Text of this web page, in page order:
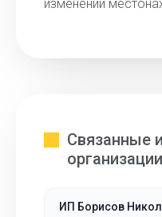
изменении
Связанные
организации
ИП Борисов